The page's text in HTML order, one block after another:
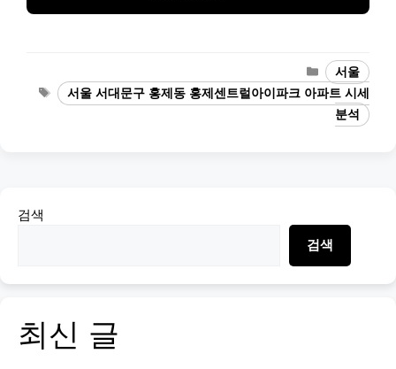
Categories
서울
Tags
서울 서대문구 홍제동 홍제센트럴아이파크 아파트 시세
분석
검색
검색
최신 글